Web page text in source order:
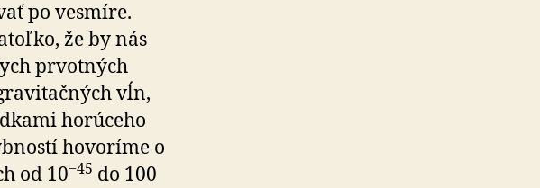
po vesmíre.
že by nás
prvotných
vĺn,
horúceho
hovoríme o
od 10−45 do 100